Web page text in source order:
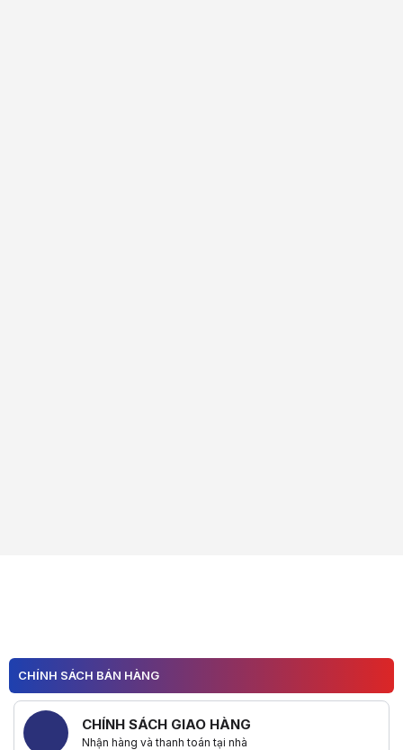
CHÍNH SÁCH BÁN HÀNG
CHÍNH SÁCH GIAO HÀNG
Nhận hàng và thanh toán tại nhà